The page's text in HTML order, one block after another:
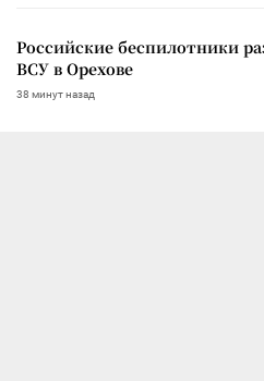
Российские беспилотники
ВСУ в Орехове
38 минут назад